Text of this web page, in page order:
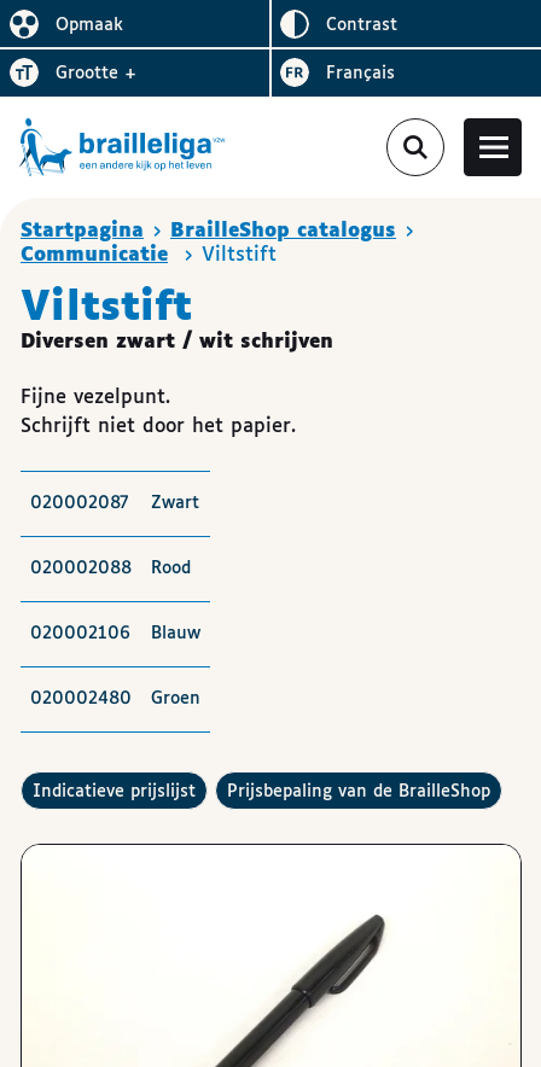
Opmaak
De lay-out vereenvoudigen
Omgekeerd
contrast
Letter
grootte vergroten
+ Visiter le site en
Français
Je bent hier :
Startpagina
BrailleShop catalogus
Communicatie
Viltstift
Viltstift
Diversen zwart / wit schrijven
Fijne vezelpunt.
Schrijft niet door het papier.
020002087 Zwart
020002088 Rood
020002106 Blauw
020002480 Groen
Deindicatieve prijslijstraadplegen
Hoe werkt de
prijsbepaling van de BrailleShop?
Afbeeldingen